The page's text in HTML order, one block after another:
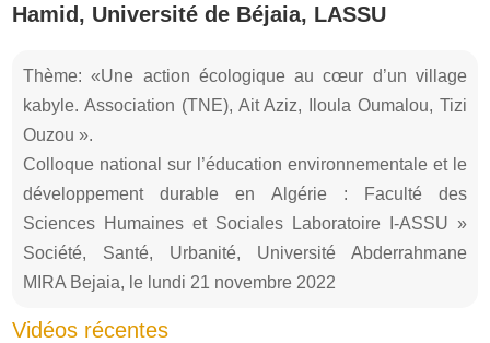
Hamid, Université de Béjaia, LASSU
Thème: «Une action écologique au cœur d’un village
kabyle. Association (TNE), Ait Aziz, Iloula Oumalou, Tizi
Ouzou ».
Colloque national sur l’éducation environnementale et le
développement durable en Algérie : Faculté des
Sciences Humaines et Sociales Laboratoire I-ASSU »
Société, Santé, Urbanité, Université Abderrahmane
MIRA Bejaia, le lundi 21 novembre 2022
Vidéos récentes